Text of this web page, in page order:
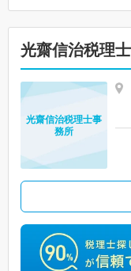
光齋信治税理
光齋信治税理士事
務所